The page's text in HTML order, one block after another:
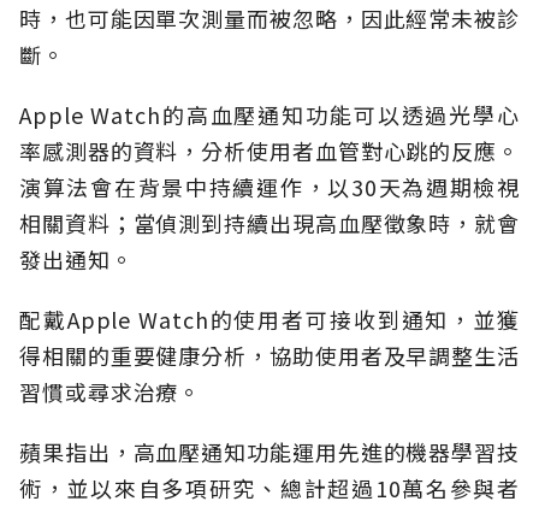
時，也可能因單次測量而被忽略，因此經常未被診
斷。
Apple Watch的高血壓通知功能可以透過光學心
率感測器的資料，分析使用者血管對心跳的反應。
演算法會在背景中持續運作，以30天為週期檢視
相關資料；當偵測到持續出現高血壓徵象時，就會
發出通知。
配戴Apple Watch的使用者可接收到通知，並獲
得相關的重要健康分析，協助使用者及早調整生活
習慣或尋求治療。
蘋果指出，高血壓通知功能運用先進的機器學習技
術，並以來自多項研究、總計超過10萬名參與者